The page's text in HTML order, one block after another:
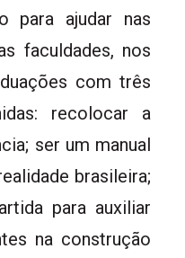
para ajudar nas
faculdades, nos
com três
recolocar a
ser um manual
brasileira;
para auxiliar
na construção